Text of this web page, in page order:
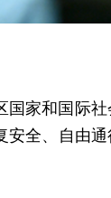
家和国际
全、自由